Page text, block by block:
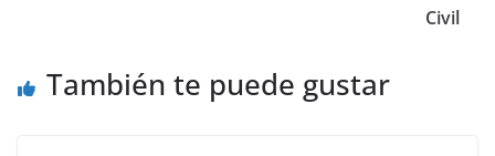
Civil
También te puede gustar